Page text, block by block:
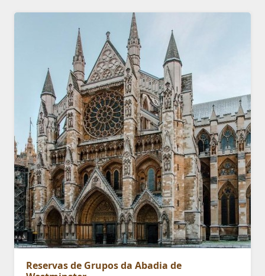
Reservas de Grupos da Abadia de